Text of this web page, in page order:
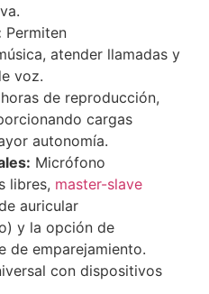
Permiten
atender llamadas y
voz.
de reproducción,
cargas
autonomía.
Micrófono
libres, master-slave
auricular
y la opción de
de emparejamiento.
con dispositivos